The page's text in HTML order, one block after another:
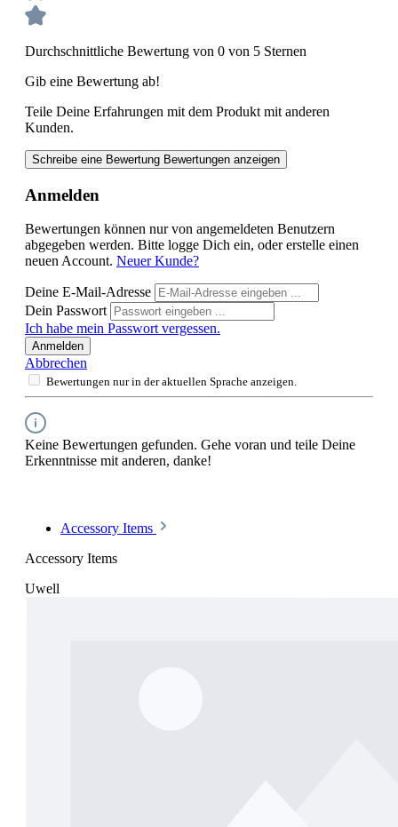
Durchschnittliche Bewertung von 0 von 5 Sternen
Gib eine Bewertung ab!
Teile Deine Erfahrungen mit dem Produkt mit anderen
Kunden.
Schreibe eine Bewertung Bewertungen anzeigen
Anmelden
Bewertungen können nur von angemeldeten Benutzern
abgegeben werden. Bitte logge Dich ein, oder erstelle einen
neuen Account. Neuer Kunde?
Deine E-Mail-Adresse
Dein Passwort
Ich habe mein Passwort vergessen.
Anmelden
Abbrechen
Bewertungen nur in der aktuellen Sprache anzeigen.
Keine Bewertungen gefunden. Gehe voran und teile Deine
Erkenntnisse mit anderen, danke!
Accessory Items
Accessory Items
Uwell